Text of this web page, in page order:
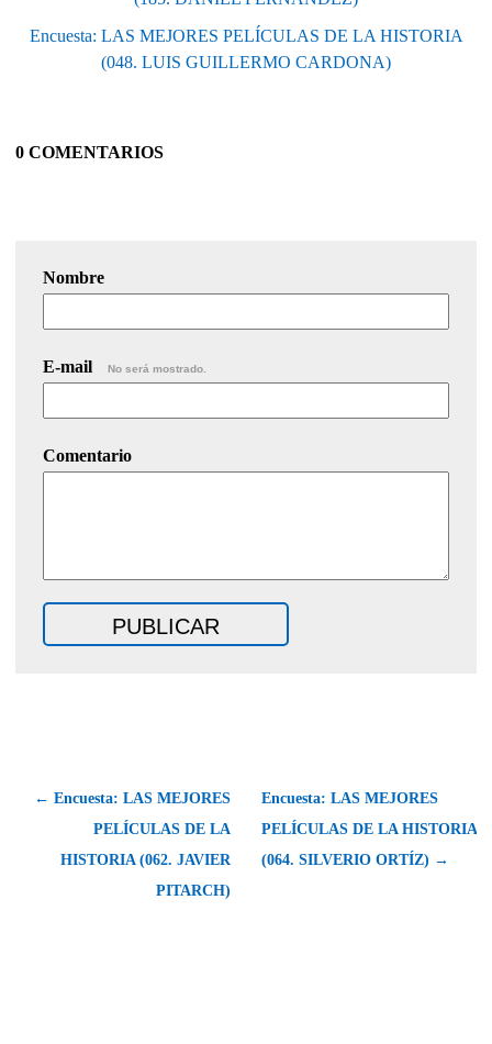
Encuesta: LAS MEJORES PELÍCULAS DE LA HISTORIA
(048. LUIS GUILLERMO CARDONA)
0 COMENTARIOS
Nombre
E-mail No será mostrado.
Comentario
← Encuesta: LAS MEJORES
PELÍCULAS DE LA
HISTORIA (062. JAVIER
PITARCH)
Encuesta: LAS MEJORES
PELÍCULAS DE LA HISTORIA
(064. SILVERIO ORTÍZ) →